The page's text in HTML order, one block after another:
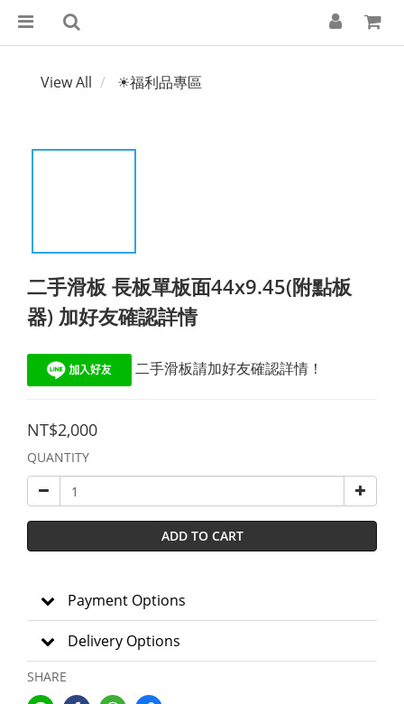
View All ☀福利品專區
二手滑板 長板單板面44x9.45(附點板
器) 加好友確認詳情
二手滑板請加好友確認詳情！
NT$2,000
QUANTITY
ADD TO CART
Payment Options
Delivery Options
SHARE